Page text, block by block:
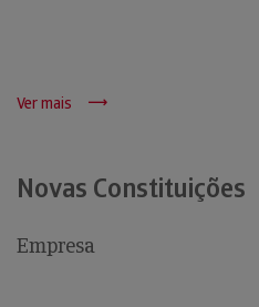
Ver mais
Novas Constituições
Empresa